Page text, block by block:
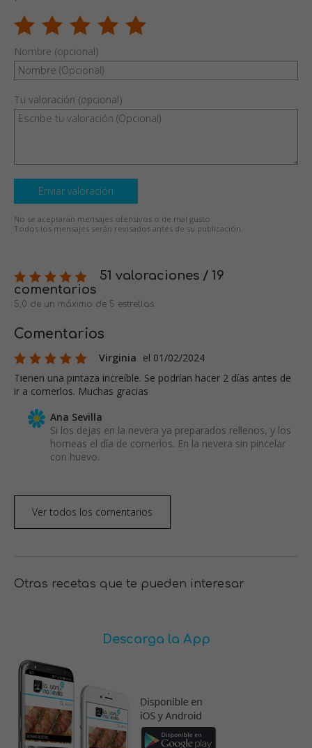
Nombre (opcional)
Tu valoración (opcional)
Enviar valoración
No se aceptarán mensajes ofensivos o de mal gusto.
Todos los mensajes serán revisados antes de su publicación.
51 valoraciones / 19
comentarios
5,0 de un máximo de 5 estrellas
Comentarios
Virginia el 01/02/2024
Tienen una pintaza increíble. Se podrían hacer 2 días antes de
ir a comerlos. Muchas gracias
Ana Sevilla
Si los dejas en la nevera ya preparados rellenos, y los
horneas el día de comerlos. En la nevera sin pincelar
con huevo.
Ver todos los comentarios
Otras recetas que te pueden interesar
Descarga la App